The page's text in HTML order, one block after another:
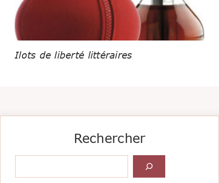
Ilots de liberté littéraires
Rechercher